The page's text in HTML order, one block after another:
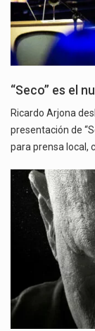
“Seco” es el
Ricardo Arjona
presentación de
para prensa local,